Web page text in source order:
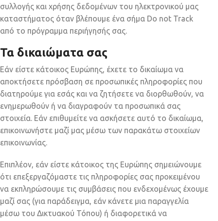
συλλογής και χρήσης δεδομένων του ηλεκτρονικού μας
καταστήματος όταν βλέπουμε ένα σήμα Do not Track
από το πρόγραμμα περιήγησής σας.
Τα δικαιώματα σας
Εάν είστε κάτοικος Ευρώπης, έχετε το δικαίωμα να
αποκτήσετε πρόσβαση σε προσωπικές πληροφορίες που
διατηρούμε για εσάς και να ζητήσετε να διορθωθούν, να
ενημερωθούν ή να διαγραφούν τα προσωπικά σας
στοιχεία. Εάν επιθυμείτε να ασκήσετε αυτό το δικαίωμα,
επικοινωνήστε μαζί μας μέσω των παρακάτω στοιχείων
επικοινωνίας.
Επιπλέον, εάν είστε κάτοικος της Ευρώπης σημειώνουμε
ότι επεξεργαζόμαστε τις πληροφορίες σας προκειμένου
να εκπληρώσουμε τις συμβάσεις που ενδεχομένως έχουμε
μαζί σας (για παράδειγμα, εάν κάνετε μια παραγγελία
μέσω του Δικτυακού Τόπου) ή διαφορετικά να